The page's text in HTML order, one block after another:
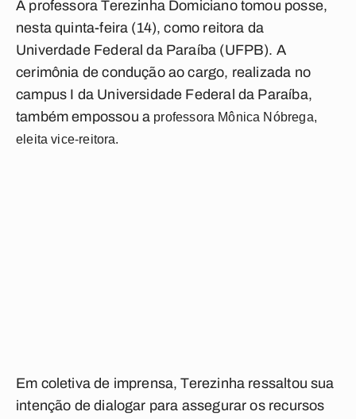
A professora Terezinha Domiciano tomou posse,
nesta quinta-feira (14), como reitora da
Univerdade Federal da Paraíba (UFPB). A
cerimônia de condução ao cargo, realizada no
campus I da Universidade Federal da Paraíba,
também empossou a professora Mônica Nóbrega,
eleita vice-reitora.
Em coletiva de imprensa, Terezinha ressaltou sua
intenção de dialogar para assegurar os recursos